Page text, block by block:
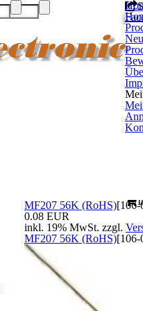
MF207 56K (RoHS)[106-
0.08 EUR
inkl. 19% MwSt. zzgl.
MF207 56K (RoHS)[106-